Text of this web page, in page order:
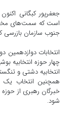
جعفرپور کبگانی
است که سمت‌های
جنوب سازمان بازرسی
چهار حوزه انتخابیه
انتخابیه دشتی و
همچنین انتخاب یک
شود.